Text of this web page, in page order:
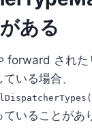
ある
forward された
いる場合、
いることがあ